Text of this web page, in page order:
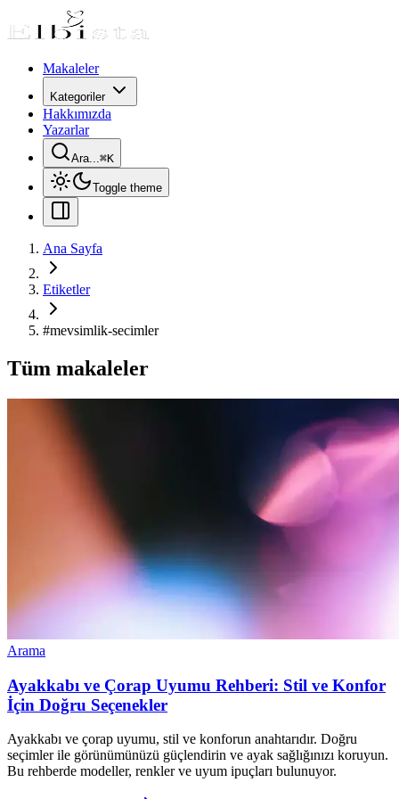
Makaleler
Kategoriler
Hakkımızda
Yazarlar
Ara...⌘K
Toggle theme
Ana Sayfa
Etiketler
#mevsimlik-secimler
Tüm makaleler
Arama
Ayakkabı ve Çorap Uyumu Rehberi: Stil ve Konfor
İçin Doğru Seçenekler
Ayakkabı ve çorap uyumu, stil ve konforun anahtarıdır. Doğru
seçimler ile görünümünüzü güçlendirin ve ayak sağlığınızı koruyun.
Bu rehberde modeller, renkler ve uyum ipuçları bulunuyor.